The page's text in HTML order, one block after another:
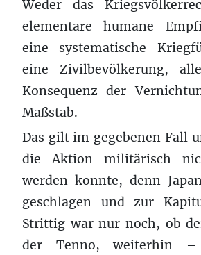
Weder das
elementare humane
eine systematische
eine Zivilbevölkerung,
Konsequenz der
Maßstab.
Das gilt im gegebenen Fall
die Aktion militärisch
werden konnte, denn
geschlagen und zur
Strittig war nur noch, ob
der Tenno, weiterhin